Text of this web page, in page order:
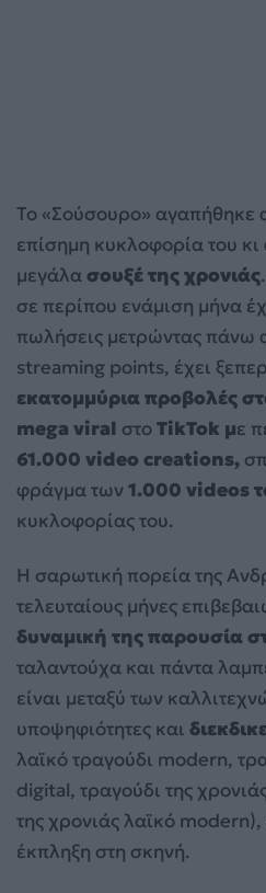
Το «Σούσουρο» αγαπήθηκε
επίσημη κυκλοφορία του
μεγάλασουξέ της χρονιάς
σε περίπου ενάμιση μήνα
πωλήσεις μετρώντας πάνω
streaming points, έχει
εκατομμύρια προβολές
mega viral στοTikTok με
61.000 video creations,
φράγμα των1.000 videos
κυκλοφορίας του.
Η σαρωτική πορεία της
τελευταίους μήνες
δυναμική της παρουσία
ταλαντούχα και πάντα
είναι μεταξύ των
υποψηφιότητες και
λαϊκό τραγούδι modern,
digital, τραγούδι της
της χρονιάς λαϊκό
έκπληξη στη σκηνή.